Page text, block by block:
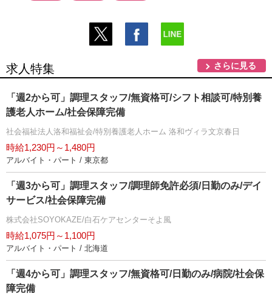
求人特集 さらに見る
「週2から可」調理スタッフ/無資格可/シフト相談可/特別養
護老人ホーム/社会保障完備
社会福祉法人洛和福祉会/特別養護老人ホーム 洛和ヴィラ文京春日
時給1,230円～1,480円
アルバイト・パート / 東京都
「週3から可」調理スタッフ/調理師免許必須/日勤のみ/デイ
サービス/社会保障完備
株式会社SOYOKAZE/白石ケアセンターそよ風
時給1,075円～1,100円
アルバイト・パート / 北海道
「週4から可」調理スタッフ/無資格可/日勤のみ/病院/社会保
障完備